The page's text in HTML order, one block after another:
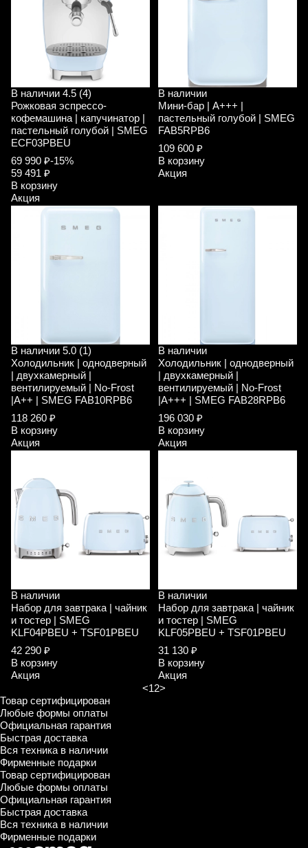
В наличии 4.5 (4)
Рожковая эспрессо-
кофемашина | капучинатор |
пастельный голубой | SMEG
ECF03PBEU
69 990 ₽-15%
59 491 ₽
В корзину
Акция
В наличии
Мини-бар | A+++ |
пастельный голубой | SMEG
FAB5RPB6
109 600 ₽
В корзину
Акция
В наличии 5.0 (1)
Холодильник | однодверный
| двухкамерный |
вентилируемый | No-Frost
|A++ | SMEG FAB10RPB6
118 260 ₽
В корзину
Акция
В наличии
Холодильник | однодверный
| двухкамерный |
вентилируемый | No-Frost
|A+++ | SMEG FAB28RPB6
196 030 ₽
В корзину
Акция
В наличии
Набор для завтрака | чайник
и тостер | SMEG
KLF04PBEU + TSF01PBEU
42 290 ₽
В корзину
Акция
В наличии
Набор для завтрака | чайник
и тостер | SMEG
KLF05PBEU + TSF01PBEU
31 130 ₽
В корзину
Акция
<12>
Товар сертифицирован
Любые формы оплаты
Официальная гарантия
Быстрая доставка
Вся техника в наличии
Фирменные подарки
Товар сертифицирован
Любые формы оплаты
Официальная гарантия
Быстрая доставка
Вся техника в наличии
Фирменные подарки